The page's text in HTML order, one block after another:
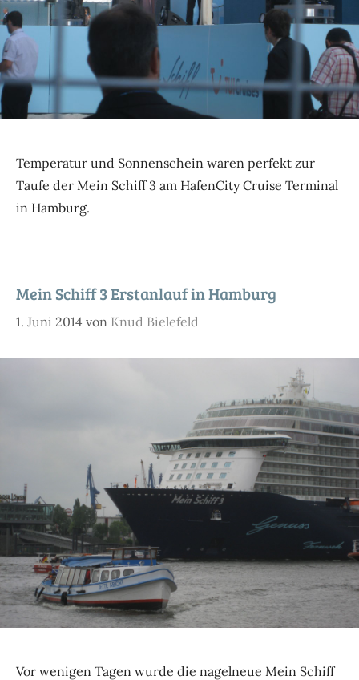
Temperatur und Sonnenschein waren perfekt zur
Taufe der Mein Schiff 3 am HafenCity Cruise Terminal
in Hamburg.
Mein Schiff 3 Erstanlauf in Hamburg
1. Juni 2014 von Knud Bielefeld
Vor wenigen Tagen wurde die nagelneue Mein Schiff